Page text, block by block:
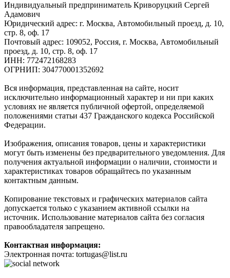
Индивидуальный предприниматель Криворуцкий Сергей
Адамович
Юридический адрес: г. Москва, Автомобильный проезд, д. 10,
стр. 8, оф. 17
Почтовый адрес: 109052, Россия, г. Москва, Автомобильный
проезд, д. 10, стр. 8, оф. 17
ИНН: 772472168283
ОГРНИП: 304770001352692
Вся информация, представленная на сайте, носит
исключительно информационный характер и ни при каких
условиях не является публичной офертой, определяемой
положениями статьи 437 Гражданского кодекса Российской
Федерации.
Изображения, описания товаров, цены и характеристики
могут быть изменены без предварительного уведомления. Для
получения актуальной информации о наличии, стоимости и
характеристиках товаров обращайтесь по указанным
контактным данным.
Копирование текстовых и графических материалов сайта
допускается только с указанием активной ссылки на
источник. Использование материалов сайта без согласия
правообладателя запрещено.
Контактная информация:
Электронная почта: tortugas@list.ru